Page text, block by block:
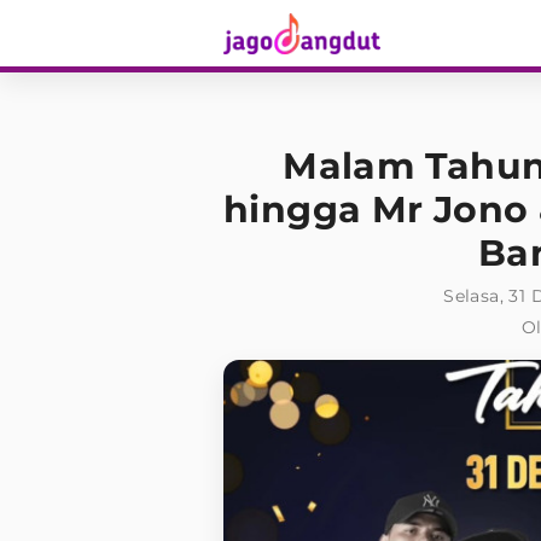
Malam
hingga Mr
Selasa, 31